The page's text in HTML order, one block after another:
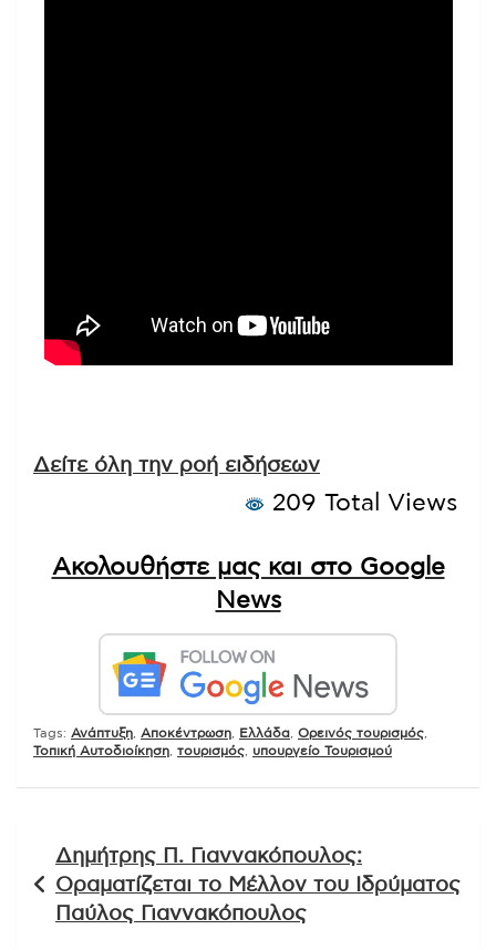
Δείτε όλη την ροή ειδήσεων
209 Total Views
Ακολουθήστε μας και στο Google
News
Tags: Ανάπτυξη Αποκέντρωση Ελλάδα Ορεινός τουρισμός
Τοπική Αυτοδιοίκηση τουρισμός υπουργείο Τουρισμού
άρθρων
Δημήτρης Π. Γιαννακόπουλος:
Οραματίζεται το Μέλλον του Ιδρύματος
Παύλος Γιαννακόπουλος